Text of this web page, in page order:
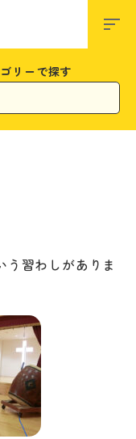
リーで探す
習わしがありま